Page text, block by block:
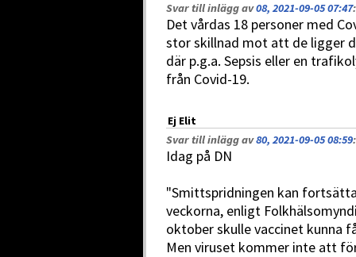
Svar till inlägg av08, 2021-09-05 07:47:
Det vårdas 18 personer med
stor skillnad mot att de ligger
där p.g.a. Sepsis eller en
från Covid-19.
Ej Elit
Svar till inlägg av80, 2021-09-05 08:59:
Idag på DN
"Smittspridningen kan
veckorna, enligt
oktober skulle vaccinet kunna
Men viruset kommer inte att